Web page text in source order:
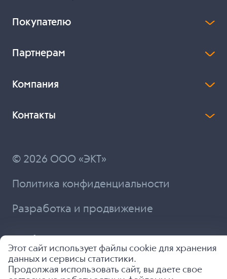
Покупателю
Партнерам
Компания
Контакты
© 2026 ООО «ЭКТ»
Политика конфиденциальности
Разработка и продвижение
Этот сайт использует файлы cookie для хранения
данных и сервисы статистики.
Продолжая использовать сайт, вы даете свое